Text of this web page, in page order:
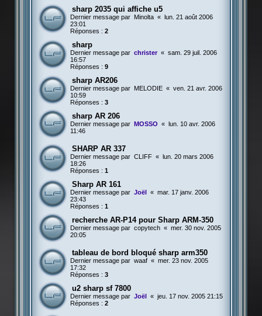
sharp 2035 qui affiche u5
Dernier message par Minolta «
lun. 21 août 2006
23:01
Réponses : 2
sharp
Dernier message par christer « sam. 29 juil. 2006
16:57
Réponses : 9
sharp AR206
Dernier message par MELODIE « ven. 21 avr. 2006
10:59
Réponses : 3
sharp AR 206
Dernier message par MOSSO «
lun. 10 avr. 2006
11:46
SHARP AR 337
Dernier message par CLIFF «
lun. 20 mars 2006
18:26
Réponses : 1
Sharp AR 161
Dernier message par Joël « mar. 17 janv. 2006
23:43
Réponses : 1
recherche AR-P14 pour Sharp ARM-350
Dernier message par copytech « mer. 30 nov. 2005
20:05
tableau de bord bloqué sharp arm350
Dernier message par waaf « mer. 23 nov. 2005
17:32
Réponses : 3
u2 sharp sf 7800
Dernier message par Joël « jeu. 17 nov. 2005 21:15
Réponses : 2